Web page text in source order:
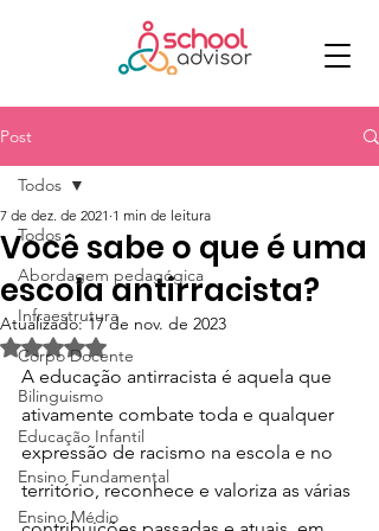
Post
Todos
Abordagem pedagógica
Infraestrutura
Corpo Docente
Bilinguismo
Educação Infantil
Ensino Fundamental
Ensino Médio
Todos
Você sabe o que é uma
escola antirracista?
7 de dez. de 2021 1 min de leitura
Atualizado:17 de nov. de 2023
Avaliado com NaN de 5 estrelas.
A educação antirracista é aquela que
ativamente combate toda e qualquer
expressão de racismo na escola e no
território, reconhece e valoriza as várias